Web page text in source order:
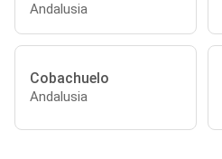
Andalusia
Cobachuelo
Andalusia